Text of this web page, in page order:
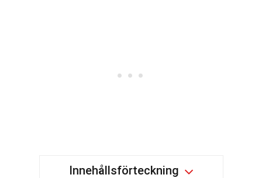
Innehållsförteckning